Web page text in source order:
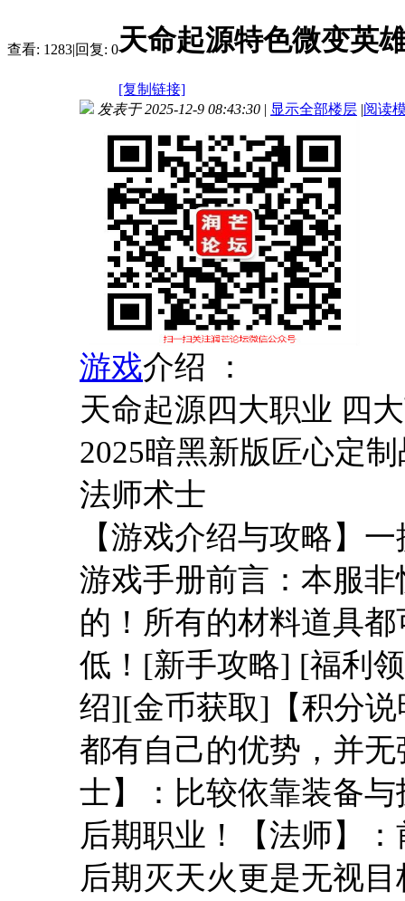
查看: 1283|回复: 0天命起源特色微变英
[复制链接]
发表于 2025-12-9 08:43:30 | 显示全部楼层 |阅读
游戏介绍 ：
天命起源四大职业 四
2025暗黑新版匠心定
法师术士
【游戏介绍与攻略】
游戏手册前言：本服
的！所有的材料道具
低！[新手攻略] [福利
绍][金币获取]【积分
都有自己的优势，并
士】：比较依靠装备
后期职业！【法师】
后期灭天火更是无视